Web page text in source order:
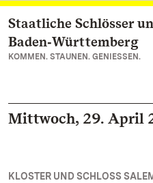
Zum Hauptinhalt
Staatliche Schlösser
Baden‑Württemberg
KOMMEN. STAUNEN. GENIESSEN.
Mittwoch, 29. April
KLOSTER UND SCHLOSS